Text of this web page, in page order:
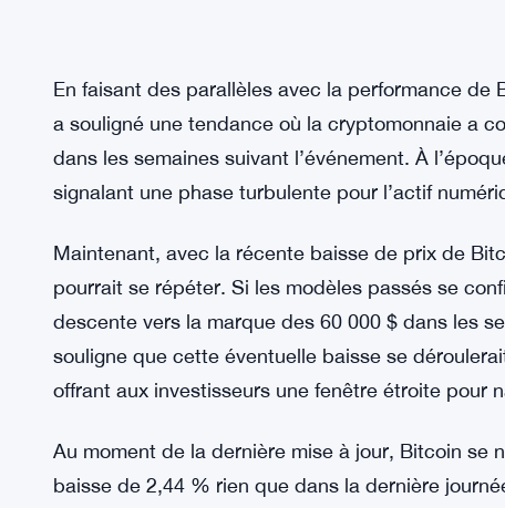
En faisant des parallèles avec la performance de
a souligné une tendance où la cryptomonnaie a
dans les semaines suivant l’événement. À
Maintenant, avec la récente baisse de prix de